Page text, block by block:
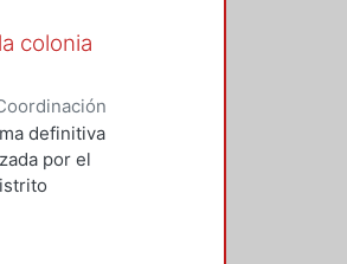
colonia
definitiva
por el